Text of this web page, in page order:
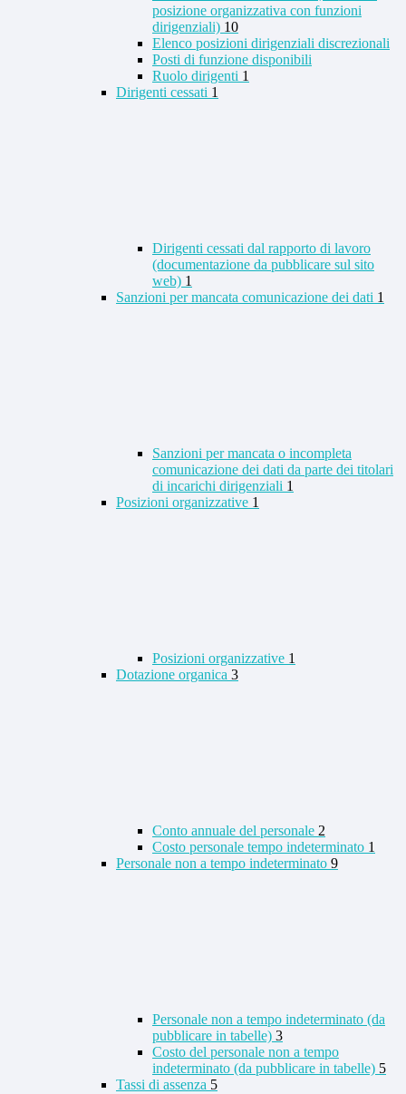
posizione organizzativa con funzioni
dirigenziali) 10
Elenco posizioni dirigenziali discrezionali
Posti di funzione disponibili
Ruolo dirigenti 1
Dirigenti cessati 1
Dirigenti cessati dal rapporto di lavoro
(documentazione da pubblicare sul sito
web) 1
Sanzioni per mancata comunicazione dei dati 1
Sanzioni per mancata o incompleta
comunicazione dei dati da parte dei titolari
di incarichi dirigenziali 1
Posizioni organizzative 1
Posizioni organizzative 1
Dotazione organica 3
Conto annuale del personale 2
Costo personale tempo indeterminato 1
Personale non a tempo indeterminato 9
Personale non a tempo indeterminato (da
pubblicare in tabelle) 3
Costo del personale non a tempo
indeterminato (da pubblicare in tabelle) 5
Tassi di assenza 5